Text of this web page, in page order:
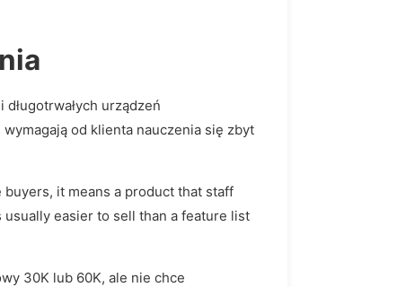
urządzeń
od klienta nauczenia się zbyt
it means a product that staff
easier to sell than a feature list
30K lub 60K, ale nie chce